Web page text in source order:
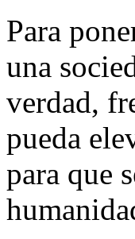
Para
una
verdad,
pueda
para que